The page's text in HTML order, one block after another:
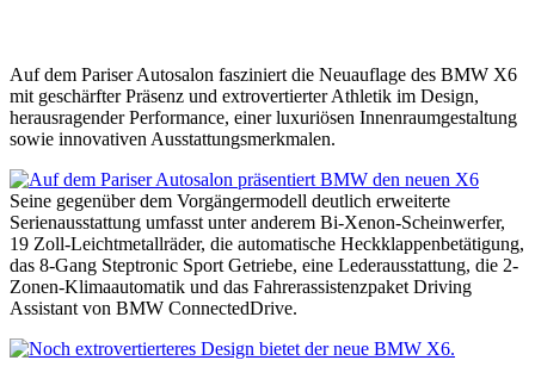
Auf dem Pariser Autosalon fasziniert die Neuauflage des BMW X6
mit geschärfter Präsenz und extrovertierter Athletik im Design,
herausragender Performance, einer luxuriösen Innenraumgestaltung
sowie innovativen Ausstattungsmerkmalen.
Seine gegenüber dem Vorgängermodell deutlich erweiterte
Serienausstattung umfasst unter anderem Bi-Xenon-Scheinwerfer,
19 Zoll-Leichtmetallräder, die automatische Heckklappenbetätigung,
das 8-Gang Steptronic Sport Getriebe, eine Lederausstattung, die 2-
Zonen-Klimaautomatik und das Fahrerassistenzpaket Driving
Assistant von BMW ConnectedDrive.